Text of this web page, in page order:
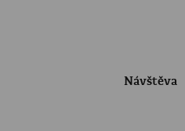
Návštěva